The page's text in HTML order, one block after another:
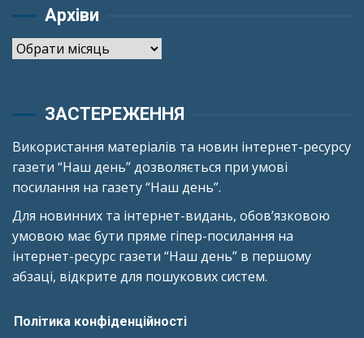
Архіви
Архіви
ЗАСТЕРЕЖЕННЯ
Використання матеріалів та новин інтернет-ресурсу
газети “Наш день” дозволяється при умові
посилання на газету “Наш день”.
Для новинних та інтернет-видань, обов’язковою
умовою має бути пряме гіпер-посилання на
інтернет-ресурс газети “Наш день” в першому
абзаці, відкрите для пошукових систем.
Політика конфіденційності